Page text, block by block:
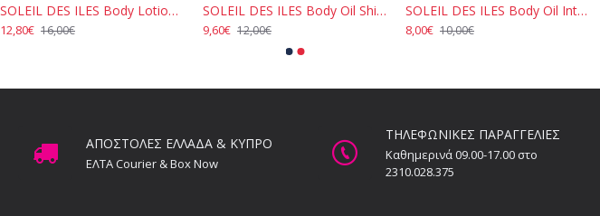
SOLEIL DES ILES Body Lotion Hydration & Protection with Monoi de Tahiti SPF30 - Tiare 150ml
12,80€ 16,00€
SOLEIL DES ILES Body Oil Shimmer - Tiare 150ml
9,60€ 12,00€
SOLEIL DES ILES Body Oil Intensive Tanning with Monoi De Tahiti SPF0 - Coco 150ml
8,00€ 10,00€
ΑΠΟΣΤΟΛΕΣ ΕΛΛΑΔΑ & ΚΥΠΡΟ
ΕΛΤΑ Courier & Box Now
ΤΗΛΕΦΩΝΙΚΕΣ ΠΑΡΑΓΓΕΛΙΕΣ
Καθημερινά 09.00-17.00 στο
2310.028.375